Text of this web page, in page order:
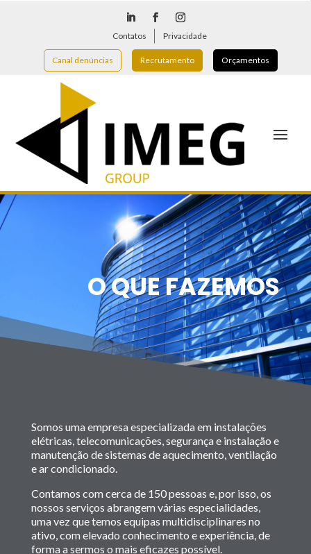
Contatos Privacidade
Canal denúncias Recrutamento Orçamentos
O QUE FAZEMOS
Somos uma empresa especializada em instalações
elétricas, telecomunicações, segurança e instalação e
manutenção de sistemas de aquecimento, ventilação
e ar condicionado.
Contamos com cerca de 150 pessoas e, por isso, os
nossos serviços abrangem várias especialidades,
uma vez que temos equipas multidisciplinares no
ativo, com elevado conhecimento e experiência, de
forma a sermos o mais eficazes possível.